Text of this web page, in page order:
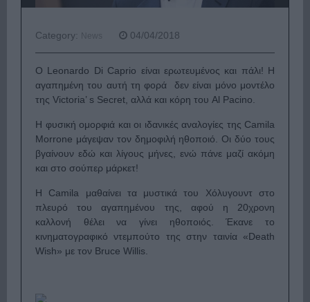
Category: News 04/04/2018
Ο Leonardo Di Caprio είναι ερωτευμένος και πάλι! Η
αγαπημένη του αυτή τη φορά δεν είναι μόνο μοντέλο
της Victoria’ s Secret, αλλά και κόρη του Al Pacino.
Η φυσική ομορφιά και οι ιδανικές αναλογίες της Camila
Morrone μάγεψαν τον δημοφιλή ηθοποιό. Οι δύο τους
βγαίνουν εδώ και λίγους μήνες, ενώ πάνε μαζί ακόμη
και στο σούπερ μάρκετ!
Η Camila μαθαίνει τα μυστικά του Χόλυγουντ στο
πλευρό του αγαπημένου της, αφού η 20χρονη
καλλονή θέλει να γίνει ηθοποιός. Έκανε το
κινηματογραφικό ντεμπούτο της στην ταινία «Death
Wish» με τον Bruce Willis.